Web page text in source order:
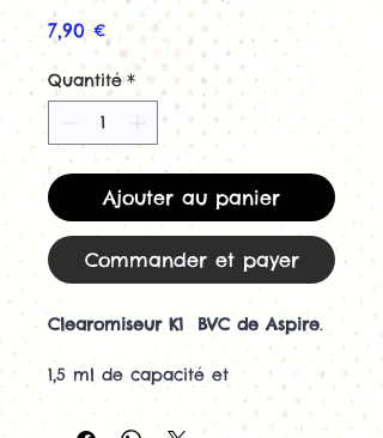
7,90 €Prix
Quantité *
Ajouter au panier
Commander et payer
Clearomiseur K1 BVC de Aspire.
1,5 ml de capacité et
d'utilisation très facil. Il utilise
les resistances BVC ou BDC de